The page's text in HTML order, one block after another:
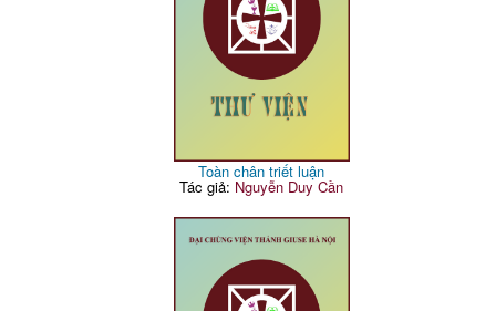
Toàn chân triết luận
Tác giả: Nguyễn Duy Cần